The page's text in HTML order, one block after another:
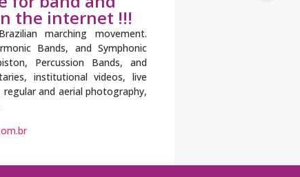
the internet !!!
marching movement.
Bands, and Symphonic
Percussion Bands, and
institutional videos, live
and aerial photography,